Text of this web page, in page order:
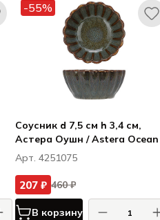
-55%
Соусник d 7,5 см h 3,4 см,
Астера Оушн / Astera Ocean
Арт. 4251075
207 ₽ 460 ₽
В корзину